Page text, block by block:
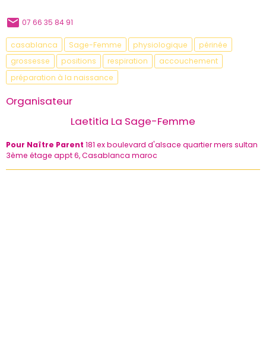
07 66 35 84 91
casablanca Sage-Femme physiologique
périnée
grossesse
positions respiration
accouchement
préparation à la naissance
Organisateur
Laetitia La Sage-Femme
Pour Naître Parent 181 ex boulevard d'alsace quartier mers sultan
3ème étage appt 6, Casablanca maroc